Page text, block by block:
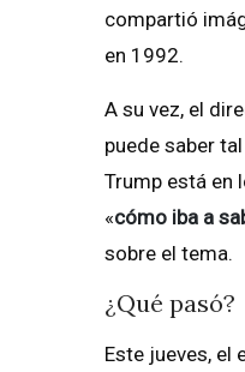
compartió
en 1992.
A su vez, el
puede saber
Trump está en
«cómo iba a
sobre el tema.
¿Qué pasó?
Este jueves, el